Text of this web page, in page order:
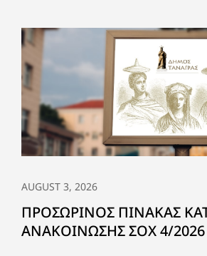
AUGUST 3, 2026
ΠΡΟΣΩΡΙΝΟΣ ΠΙΝΑΚΑΣ
ΑΝΑΚΟΙΝΩΣΗΣ ΣΟΧ 4/2026